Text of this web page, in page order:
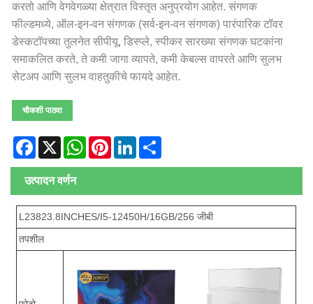
करतो आणि वेगवेगळ्या क्षेत्रात विस्तृत अनुप्रयोग आहेत. संगणक
फील्डमध्ये, ऑल-इन-वन संगणक (सर्व-इन-वन संगणक) पारंपारिक टॉवर
डेस्कटॉपच्या तुलनेत सीपीयू, डिस्प्ले, स्पीकर सारख्या संगणक घटकांना
समाकलित करते, ते कमी जागा व्यापते, कमी केबल्स वापरते आणि सुलभ
सेटअप आणि सुलभ वाहतुकीचे फायदे आहेत.
चौकशी पाठवा
Facebook
X WhatsApp
PinterestLinkedIn
उत्पादन वर्णन
L23823.8INCHES/I5-12450H/16GB/256 जीबी
तपशील